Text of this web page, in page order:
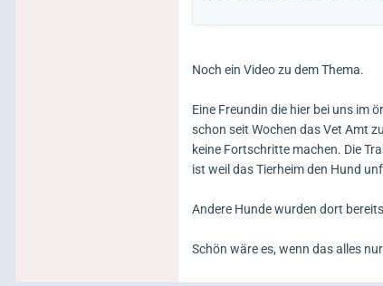
Noch ein Video zu dem Thema.
Eine Freundin die hier bei uns im
schon seit Wochen das Vet Amt
keine Fortschritte machen. Die
ist weil das Tierheim den Hund
Andere Hunde wurden dort
Schön wäre es, wenn das alles